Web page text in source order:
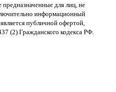
для лиц, не
информационный
публичной офертой,
(2) Гражданского кодекса РФ.